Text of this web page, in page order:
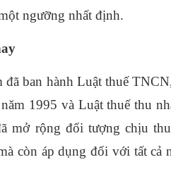
ngưỡng nhất định.
ban hành Luật thuế
1995 và Luật thuế thu
mở rộng đối tượng chịu
còn áp dụng đối với tất cả